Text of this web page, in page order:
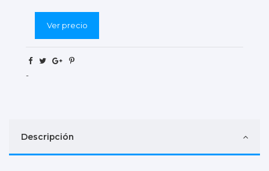
Ver precio
-
Descripción